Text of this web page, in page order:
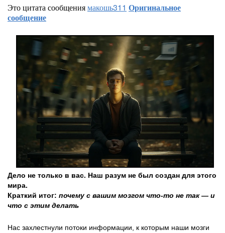
Это цитата сообщениямакошь311 Оригинальное
сообщение
Дело не только в вас. Наш разум не был создан для этого
мира.
Краткий итог: почему с вашим мозгом что-то не так — и
что с этим делать
Нас захлестнули потоки информации, к которым наши мозги